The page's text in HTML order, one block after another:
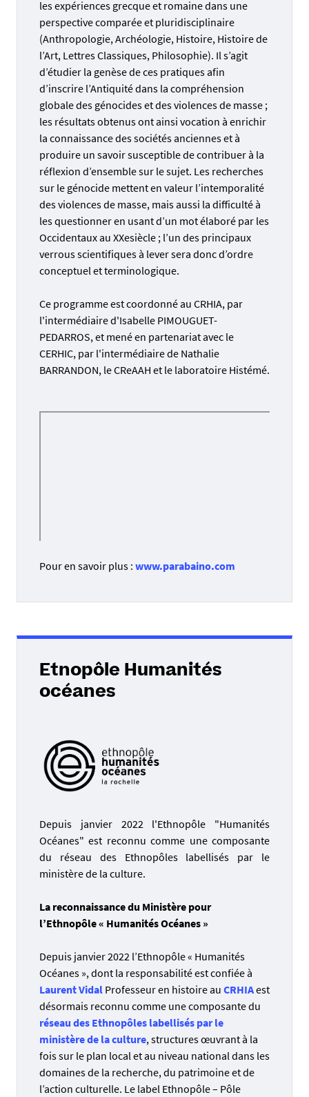
les expériences grecque et romaine dans une
perspective comparée et pluridisciplinaire
(Anthropologie, Archéologie, Histoire, Histoire de
l’Art, Lettres Classiques, Philosophie). Il s’agit
d’étudier la genèse de ces pratiques afin
d’inscrire l’Antiquité dans la compréhension
globale des génocides et des violences de masse ;
les résultats obtenus ont ainsi vocation à enrichir
la connaissance des sociétés anciennes et à
produire un savoir susceptible de contribuer à la
réflexion d’ensemble sur le sujet. Les recherches
sur le génocide mettent en valeur l’intemporalité
des violences de masse, mais aussi la difficulté à
les questionner en usant d’un mot élaboré par les
Occidentaux au XXesiècle ; l’un des principaux
verrous scientifiques à lever sera donc d’ordre
conceptuel et terminologique.
Ce programme est coordonné au CRHIA, par
l'intermédiaire d'Isabelle PIMOUGUET-
PEDARROS, et mené en partenariat avec le
CERHIC, par l'intermédiaire de Nathalie
BARRANDON, le CReAAH et le laboratoire Histémé.
Pour en savoir plus : www.parabaino.com
Etnopôle Humanités
océanes
Depuis janvier 2022 l'Ethnopôle "Humanités
Océanes" est reconnu comme une composante
du réseau des Ethnopôles labellisés par le
ministère de la culture.
La reconnaissance du Ministère pour
l’Ethnopôle « Humanités Océanes »
Depuis janvier 2022 l’Ethnopôle « Humanités
Océanes », dont la responsabilité est confiée à
Laurent Vidal Professeur en histoire au CRHIAest
désormais reconnu comme une composante du
réseau des Ethnopôles labellisés par le
ministère de la culture, structures œuvrant à la
fois sur le plan local et au niveau national dans les
domaines de la recherche, du patrimoine et de
l’action culturelle. Le label Ethnopôle – Pôle